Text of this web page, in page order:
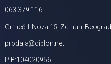
063 379 116
Grmeč 1 Nova 15, Zemun, Beograd
prodaja@diplon.net
PIB:104020956